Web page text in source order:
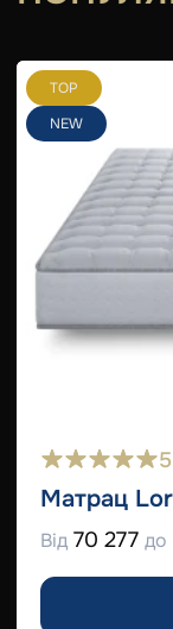
TOP
NEW
Матрац
Від 70 277 до